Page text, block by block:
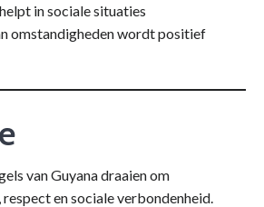
in sociale situaties
omstandigheden wordt positief
van Guyana draaien om
en sociale verbondenheid.